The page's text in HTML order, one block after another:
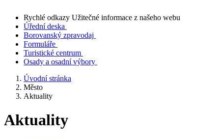
Rychlé odkazy Užitečné informace z našeho webu
Úřední deska
Borovanský zpravodaj
Formuláře
Turistické centrum
Osady a osadní výbory
Úvodní stránka
Město
Aktuality
Aktuality